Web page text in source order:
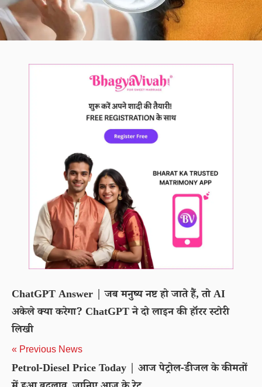
ChatGPT Answer | जब मनुष्य नष्ट हो जाते हैं, तो AI
अकेले क्या करेगा? ChatGPT ने दो लाइन की हॉरर स्टोरी
लिखी
« Previous News
Petrol-Diesel Price Today | आज पेट्रोल-डीजल के कीमतों